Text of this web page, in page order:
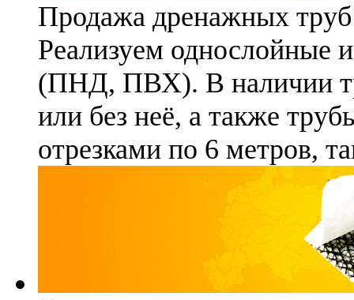
Продажа дренажных труб
Реализуем однослойные
(ПНД, ПВХ). В наличии
или без неё, а также
отрезками по 6 метров,